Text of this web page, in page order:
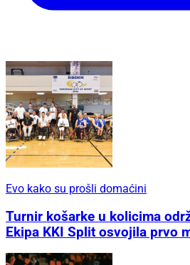
Evo kako su prošli domaćini
Turnir košarke u kolicima
Ekipa KKI Split osvojila prvo